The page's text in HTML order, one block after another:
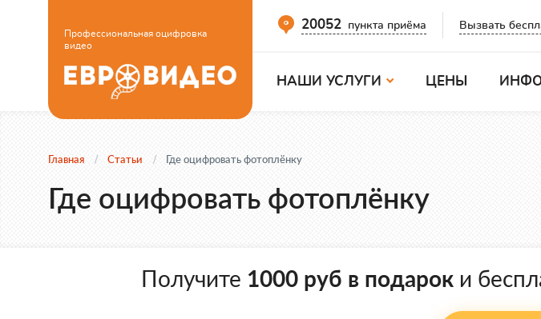
Профессиональная оцифровка
видео
20052 пункта приёма Вызвать
НАШИ УСЛУГИ ЦЕНЫ
Главная Статьи Где оцифровать фотоплёнку
Где оцифровать фотоплёнку
Получите 1000 руб в подарок и